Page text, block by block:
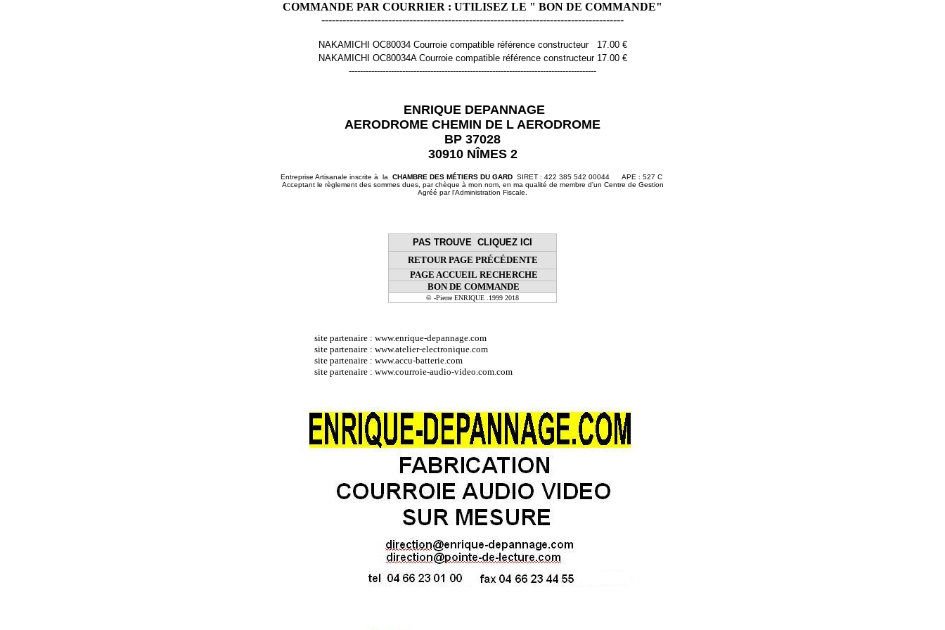
COMMANDE PAR COURRIER : UTILISEZ LE " BON DE COMMANDE"
--------------------------------------------------------------------------------------
NAKAMICHI OC80034 Courroie compatible référence constructeur
17.00 €
NAKAMICHI OC80034A Courroie compatible référence constructeur 17.00 €
----------------------------------------------------------------------------------------
ENRIQUE DEPANNAGE
AERODROME CHEMIN DE L AERODROME
BP 37028
30910 NÎMES 2
Entreprise Artisanale inscrite à la CHAMBRE DES MÉTIERS DU GARD SIRET : 422 385 542 00044 APE : 527 C
Acceptant le règlement des sommes dues, par chèque à mon nom, en ma qualité de membre d'un Centre de Gestion
Agréé par l'Administration Fiscale.
PAS TROUVE CLIQUEZ ICI
RETOUR PAGE PRÉCÉDENTE
PAGE ACCUEIL RECHERCHE
BON DE COMMANDE
© -Pierre ENRIQUE .1999 2018
site partenaire : www.enrique-depannage.com
site partenaire : www.atelier-electronique.com
site partenaire : www.accu-batterie.com
site partenaire : www.courroie-audio-video.com.com